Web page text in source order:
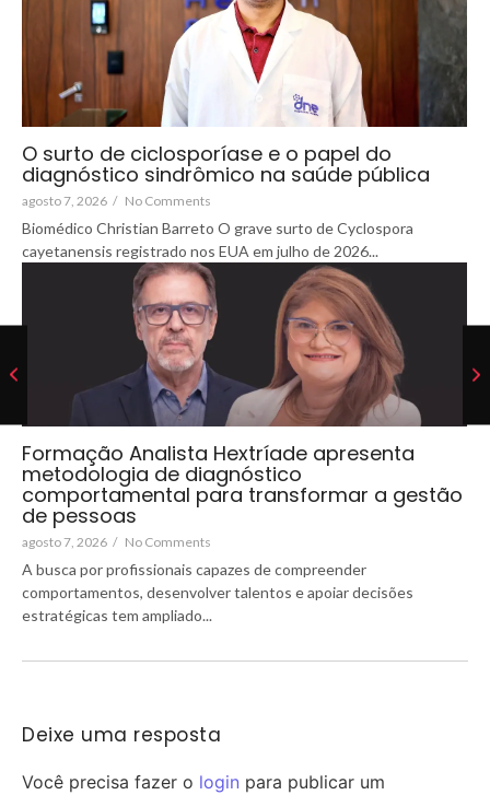
O surto de ciclosporíase e o papel do
diagnóstico sindrômico na saúde pública
agosto 7, 2026 / No Comments
Biomédico Christian Barreto O grave surto de Cyclospora
cayetanensis registrado nos EUA em julho de 2026...
Formação Analista Hextríade apresenta
metodologia de diagnóstico
comportamental para transformar a gestão
de pessoas
agosto 7, 2026 / No Comments
A busca por profissionais capazes de compreender
comportamentos, desenvolver talentos e apoiar decisões
estratégicas tem ampliado...
Deixe uma resposta
Você precisa fazer o login para publicar um